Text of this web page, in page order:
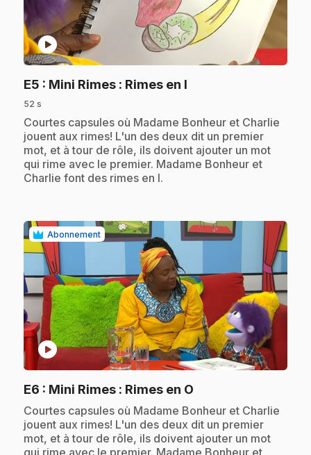
play_circle
E5 : Mini Rimes : Rimes en I
52 s
.Courtes capsules où Madame Bonheur et Charlie
jouent aux rimes! L'un des deux dit un premier
mot, et à tour de rôle, ils doivent ajouter un mot
qui rime avec le premier. Madame Bonheur et
Charlie font des rimes en I.
Abonnement
play_circle
E6 : Mini Rimes : Rimes en O
.Courtes capsules où Madame Bonheur et Charlie
jouent aux rimes! L'un des deux dit un premier
mot, et à tour de rôle, ils doivent ajouter un mot
qui rime avec le premier. Madame Bonheur et